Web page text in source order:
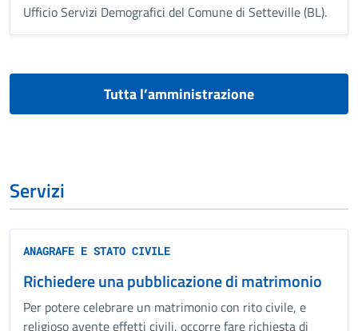
Ufficio Servizi Demografici del Comune di Setteville (BL).
Tutta l’amministrazione
Servizi
ANAGRAFE E STATO CIVILE
Richiedere una pubblicazione di matrimonio
Per potere celebrare un matrimonio con rito civile, e
religioso avente effetti civili, occorre fare richiesta di